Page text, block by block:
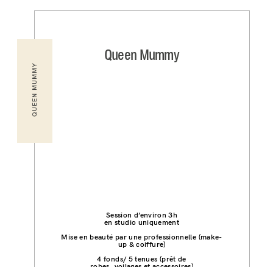
Queen Mummy
QUEEN MUMMY
Session d’environ 3h
en studio uniquement
Mise en beauté par une professionnelle (make-
up & coiffure)
4 fonds/ 5 tenues (prêt de